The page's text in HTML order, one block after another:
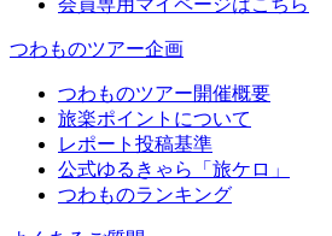
つわものツアー企画
つわものツアー開催概要
旅楽ポイントについて
レポート投稿基準
公式ゆるきゃら「旅ケロ」
つわものランキング